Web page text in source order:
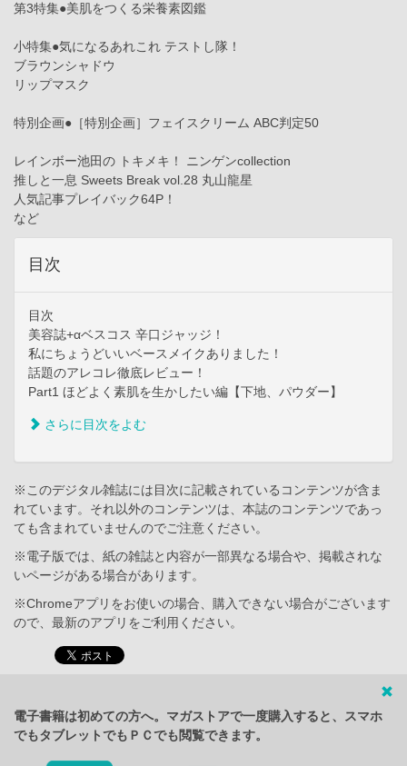
第3特集●美肌をつくる栄養素図鑑
小特集●気になるあれこれ テストし隊！
ブラウンシャドウ
リップマスク
特別企画●［特別企画］フェイスクリーム ABC判定50
レインボー池田の トキメキ！ ニンゲンcollection
推しと一息 Sweets Break vol.28 丸山龍星
人気記事プレイバック64P！
など
目次
目次
美容誌+αベスコス 辛口ジャッジ！
私にちょうどいいベースメイクありました！
話題のアレコレ徹底レビュー！
Part1 ほどよく素肌を生かしたい編【下地、パウダー】
さらに目次をよむ
※このデジタル雑誌には目次に記載されているコンテンツが含ま
れています。それ以外のコンテンツは、本誌のコンテンツであっ
ても含まれていませんのでご注意ください。
※電子版では、紙の雑誌と内容が一部異なる場合や、掲載されな
いページがある場合があります。
※Chromeアプリをお使いの場合、購入できない場合がございます
ので、最新のアプリをご利用ください。
電子書籍は初めての方へ。マガストアで一度購入すると、スマホ
でもタブレットでもＰＣでも閲覧できます。